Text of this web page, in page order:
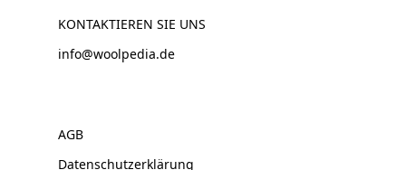
KONTAKTIEREN SIE UNS
info@woolpedia.de
AGB
Datenschutzerklärung